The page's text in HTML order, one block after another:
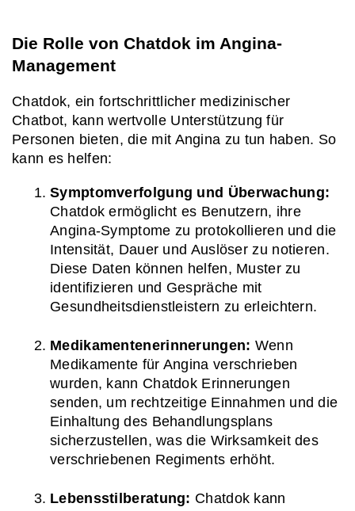
Die Rolle von Chatdok im Angina-
Management
Chatdok, ein fortschrittlicher medizinischer
Chatbot, kann wertvolle Unterstützung für
Personen bieten, die mit Angina zu tun haben. So
kann es helfen:
Symptomverfolgung und Überwachung:
Chatdok ermöglicht es Benutzern, ihre
Angina-Symptome zu protokollieren und die
Intensität, Dauer und Auslöser zu notieren.
Diese Daten können helfen, Muster zu
identifizieren und Gespräche mit
Gesundheitsdienstleistern zu erleichtern.
Medikamentenerinnerungen: Wenn
Medikamente für Angina verschrieben
wurden, kann Chatdok Erinnerungen
senden, um rechtzeitige Einnahmen und die
Einhaltung des Behandlungsplans
sicherzustellen, was die Wirksamkeit des
verschriebenen Regiments erhöht.
Lebensstilberatung: Chatdok kann